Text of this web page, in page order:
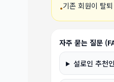
•기존 회원이 탈
자주 묻는 질문
설로인 추천